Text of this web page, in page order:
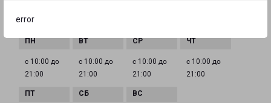
error
ГРАФИК РАБОТЫ
с 10:00 до
21:00
с 10:00 до
21:00
с 10:00 до
21:00
с 10:00 до
21:00